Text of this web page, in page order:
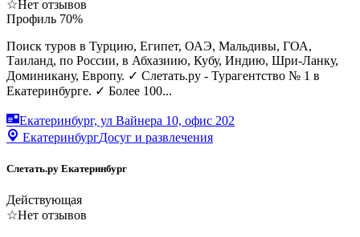
☆Нет отзывов
Профиль 70%
Поиск туров в Турцию, Египет, ОАЭ, Мальдивы, ГОА,
Таиланд, по России, в Абхазиию, Кубу, Индию, Шри-Ланку,
Доминикану, Европу. ✓ Слетать.ру - Турагентство № 1 в
Екатеринбурге. ✓ Более 100...
Екатеринбург, ул Вайнера 10, офис 202
ЕкатеринбургДосуг и развлечения
Слетать.ру Екатеринбург
Действующая
☆Нет отзывов